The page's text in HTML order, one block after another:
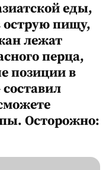
еды,
острую пищу,
лежат
перца,
позиции в
Осторожно: